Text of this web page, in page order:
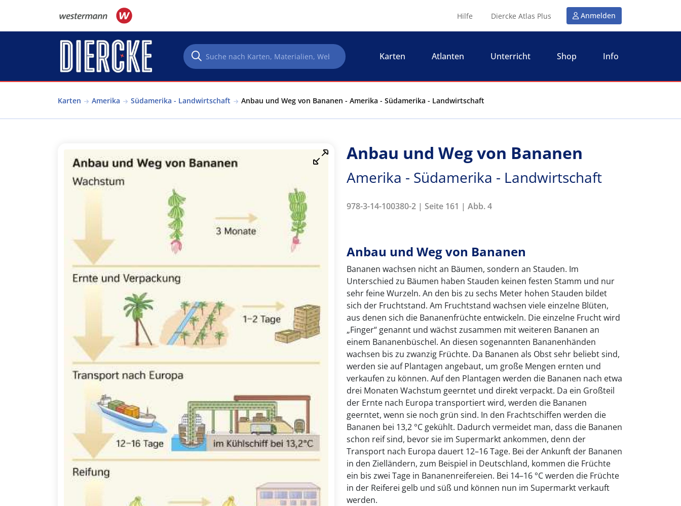
Hilfe Diercke Atlas Plus Anmelden
Karten Atlanten Unterricht Shop Info
Karten Amerika Südamerika - Landwirtschaft Anbau und Weg von Bananen - Amerika - Südamerika - Landwirtschaft
Anbau und Weg von Bananen
Amerika - Südamerika - Landwirtschaft
978-3-14-100380-2 | Seite 161 | Abb. 4
Anbau und Weg von Bananen
Bananen wachsen nicht an Bäumen, sondern an Stauden. Im
Unterschied zu Bäumen haben Stauden keinen festen Stamm und nur
sehr feine Wurzeln. An den bis zu sechs Meter hohen Stauden bildet
sich der Fruchtstand. Am Fruchtstand wachsen viele einzelne Blüten,
aus denen sich die Bananenfrüchte entwickeln. Die einzelne Frucht wird
„Finger“ genannt und wächst zusammen mit weiteren Bananen an
einem Bananenbüschel. An diesen sogenannten Bananenhänden
wachsen bis zu zwanzig Früchte. Da Bananen als Obst sehr beliebt sind,
werden sie auf Plantagen angebaut, um große Mengen ernten und
verkaufen zu können. Auf den Plantagen werden die Bananen nach etwa
drei Monaten Wachstum geerntet und direkt verpackt. Da ein Großteil
der Ernte nach Europa transportiert wird, werden die Bananen
geerntet, wenn sie noch grün sind. In den Frachtschiffen werden die
Bananen bei 13,2 °C gekühlt. Dadurch vermeidet man, dass die Bananen
schon reif sind, bevor sie im Supermarkt ankommen, denn der
Transport nach Europa dauert 12–16 Tage. Bei der Ankunft der Bananen
in den Zielländern, zum Beispiel in Deutschland, kommen die Früchte
ein bis zwei Tage in Bananenreifereien. Bei 14–16 °C werden die Früchte
in der Reiferei gelb und süß und können nun im Supermarkt verkauft
werden.